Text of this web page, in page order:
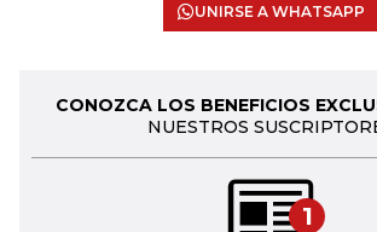
UNIRSE A WHATSAPP
CONOZCA LOS BENEFICIOS
NUESTROS
1